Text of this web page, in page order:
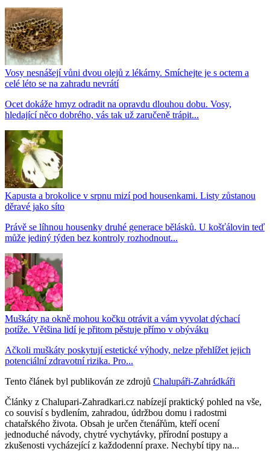
Vosy nesnášejí vůni dvou olejů z lékárny. Smíchejte je s octem a
celé léto se na zahradu nevrátí
Ocet dokáže hmyz odradit na opravdu dlouhou dobu. Vosy,
hledající něco dobrého, vás tak už zaručeně trápit...
Kapusta a brokolice v srpnu mizí pod housenkami. Listy zůstanou
děravé jako síto
Právě se líhnou housenky druhé generace bělásků. U košťálovin teď
může jediný týden bez kontroly rozhodnout...
Muškáty na okně mohou kočku otrávit a vám vyvolat dýchací
potíže. Většina lidí je přitom pěstuje přímo v obýváku
Ačkoli muškáty poskytují estetické výhody, nelze přehlížet jejich
potenciální zdravotní rizika. Pro...
Tento článek byl publikován ze zdrojů Chalupáři-Zahrádkáři
Články z Chalupari-Zahradkari.cz nabízejí praktický pohled na vše,
co souvisí s bydlením, zahradou, údržbou domu i radostmi
chatařského života. Obsah je určen čtenářům, kteří ocení
jednoduché návody, chytré vychytávky, přírodní postupy a
zkušenosti vycházející z každodenní praxe. Nechybí tipy na...